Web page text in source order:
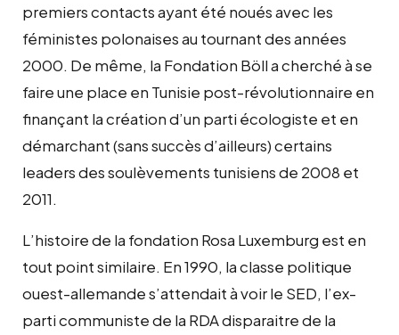
premiers contacts ayant été noués avec les
féministes polonaises au tournant des années
2000. De même, la Fondation Böll a cherché à se
faire une place en Tunisie post-révolutionnaire en
finançant la création d’un parti écologiste et en
démarchant (sans succès d’ailleurs) certains
leaders des soulèvements tunisiens de 2008 et
2011.
L’histoire de la fondation Rosa Luxemburg est en
tout point similaire. En 1990, la classe politique
ouest-allemande s’attendait à voir le SED, l’ex-
parti communiste de la RDA disparaitre de la